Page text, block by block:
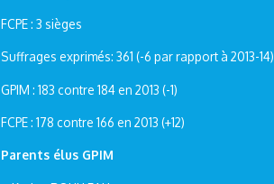
FCPE : 3 sièges
Suffrages exprimés: 361 (-6 par rapport à 2013-14)
GPIM : 183 contre 184 en 2013 (-1)
FCPE : 178 contre 166 en 2013 (+12)
Parents élus GPIM